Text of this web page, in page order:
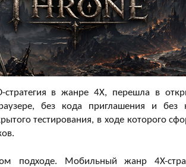
стратегия в жанре 4X, перешла в
без кода приглашения и без
тестирования, в ходе которого
подходе. Мобильный жанр 4X-